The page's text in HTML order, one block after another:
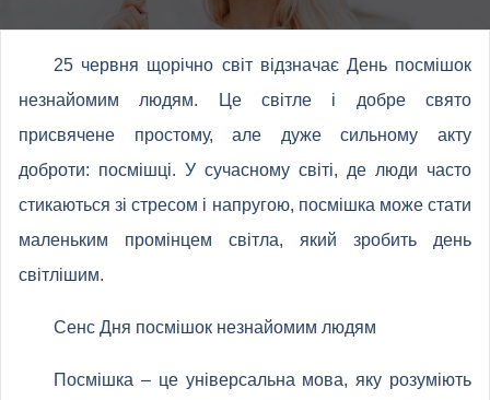
25 червня щорічно світ відзначає День посмішок
незнайомим людям. Це світле і добре свято
присвячене простому, але дуже сильному акту
доброти: посмішці. У сучасному світі, де люди часто
стикаються зі стресом і напругою, посмішка може стати
маленьким промінцем світла, який зробить день
світлішим.
Сенс Дня посмішок незнайомим людям
Посмішка – це універсальна мова, яку розуміють